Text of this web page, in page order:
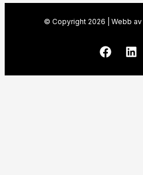
© Copyright 2026 | Webb av
F
a
L
i